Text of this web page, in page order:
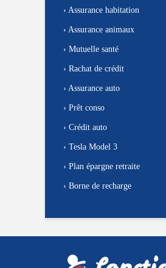
› Assurance habitation
› Assurance animaux
› Mutuelle santé
› Rachat de crédit
› Assurance auto
› Prêt conso
› Crédit auto
› Tesla Model 3
› Plan épargne retraite
› Borne de recharge